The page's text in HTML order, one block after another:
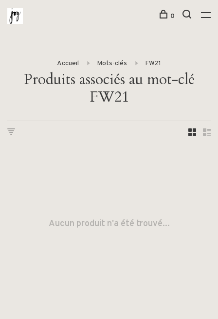
0
Accueil Mots-clés FW21
Produits associés au mot-clé
FW21
Aucun produit n'a été trouvé...